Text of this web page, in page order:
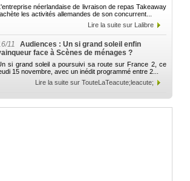
néerlandaise de livraison de repas Takeaway
les activités allemandes de son concurrent...
Lire la suite sur Lalibre
11
Audiences : Un si grand soleil enfin
face à Scènes de ménages ?
si grand soleil a poursuivi sa route sur France 2, ce
15 novembre, avec un inédit programmé entre 2...
Lire la suite sur TouteLaTeacute;leacute;